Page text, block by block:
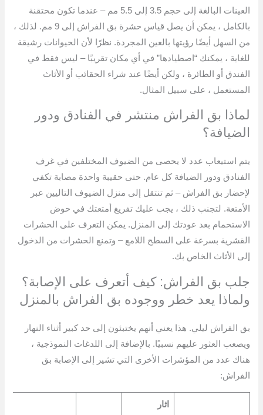
العينات البالغة إلى حجم 3.5 إلى 5.5 مم – عندما تكون محتقنة
بالكامل ، يمكن أن يصل قياس حشرة بق الفراش إلى 9 مم. لذلك ،
من السهل أيضًا رؤيتها بالعين المجردة. نظرًا لأن الحيوانات رشيقة
للغاية ، يمكنك “اصطيادها” في أي مكان تقريبًا – ليس فقط في
الفندق أو الطائرة ، ولكن أيضًا عند شراء الحقائب أو الأثاث
المستعمل ، على سبيل المثال.
لماذا بق الفراش منتشر في الفنادق ودور
الضيافة؟
يتم استيعاب عدد لا يحصى من الضيوف المختلفين في غرف
الفنادق ودور الضيافة كل عام. حتى حقيبة واحدة مصابة تكفي
لإحضار بق الفراش – ثم تنتقل إلى منزل الضيوف التاليين عبر
الأمتعة. لتجنب ذلك ، يجب عليك تفريغ أمتعتك في حوض
الاستحمام بعد عودتك إلى المنزل. يمكن التعرف على الحشرات
القشرية بسرعة على السطح اللامع – وتمنع الحشرات من الدخول
إلى الأثاث الخاص بك.
جلب بق الفراش: كيف أتعرف على الإصابة؟
ولماذا يعد خطر ووجوده بق الفراش بالمنزل
بق الفراش ليلي. هذا يعني أنهم يختبئون إلى حد كبير أثناء النهار
ويصعب العثور عليهم نسبيًا. بالإضافة إلى اللدغات النموذجية ،
هناك عدد من المؤشرات الأخرى التي تشير إلى الإصابة بق
الفراش:
اثار